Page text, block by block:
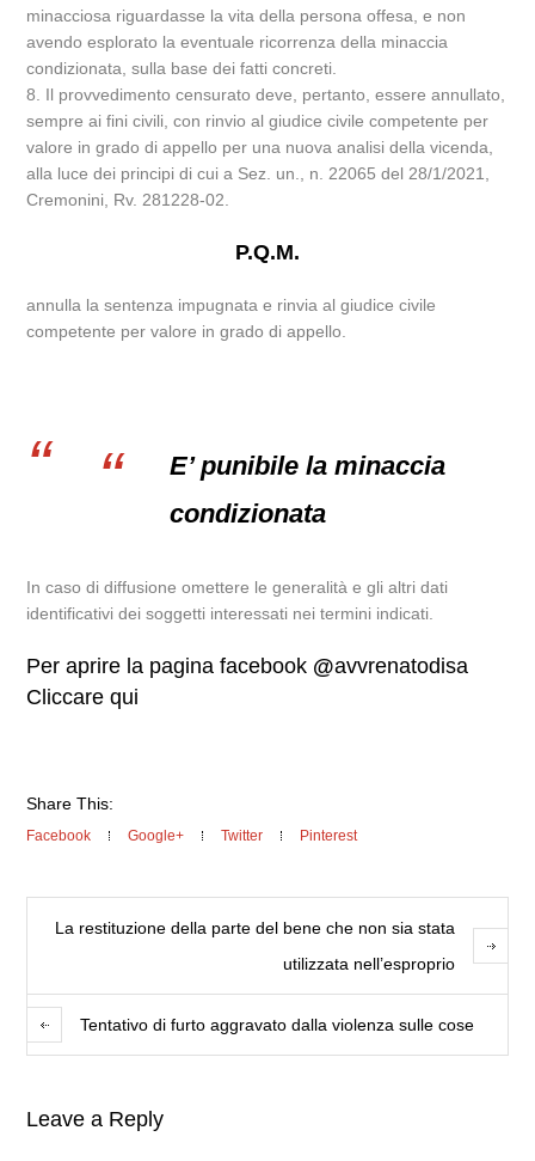
minacciosa riguardasse la vita della persona offesa, e non
avendo esplorato la eventuale ricorrenza della minaccia
condizionata, sulla base dei fatti concreti.
8. Il provvedimento censurato deve, pertanto, essere annullato,
sempre ai fini civili, con rinvio al giudice civile competente per
valore in grado di appello per una nuova analisi della vicenda,
alla luce dei principi di cui a Sez. un., n. 22065 del 28/1/2021,
Cremonini, Rv. 281228-02.
P.Q.M.
annulla la sentenza impugnata e rinvia al giudice civile
competente per valore in grado di appello.
E’ punibile la minaccia
condizionata
In caso di diffusione omettere le generalità e gli altri dati
identificativi dei soggetti interessati nei termini indicati.
Per aprire la pagina facebook @avvrenatodisa
Cliccare qui
Share This:
Facebook Google+ Twitter Pinterest
La restituzione della parte del bene che non sia stata
utilizzata nell’esproprio
Tentativo di furto aggravato dalla violenza sulle cose
Leave a Reply